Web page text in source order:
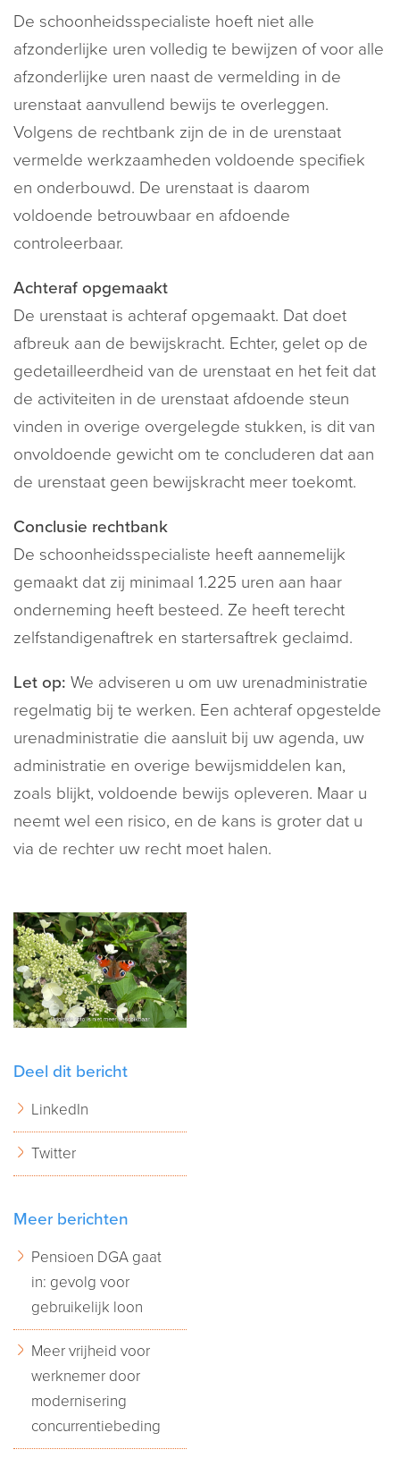
De schoonheidsspecialiste hoeft niet alle
afzonderlijke uren volledig te bewijzen of voor alle
afzonderlijke uren naast de vermelding in de
urenstaat aanvullend bewijs te overleggen.
Volgens de rechtbank zijn de in de urenstaat
vermelde werkzaamheden voldoende specifiek
en onderbouwd. De urenstaat is daarom
voldoende betrouwbaar en afdoende
controleerbaar.
Achteraf opgemaakt
De urenstaat is achteraf opgemaakt. Dat doet
afbreuk aan de bewijskracht. Echter, gelet op de
gedetailleerdheid van de urenstaat en het feit dat
de activiteiten in de urenstaat afdoende steun
vinden in overige overgelegde stukken, is dit van
onvoldoende gewicht om te concluderen dat aan
de urenstaat geen bewijskracht meer toekomt.
Conclusie rechtbank
De schoonheidsspecialiste heeft aannemelijk
gemaakt dat zij minimaal 1.225 uren aan haar
onderneming heeft besteed. Ze heeft terecht
zelfstandigenaftrek en startersaftrek geclaimd.
Let op: We adviseren u om uw urenadministratie
regelmatig bij te werken. Een achteraf opgestelde
urenadministratie die aansluit bij uw agenda, uw
administratie en overige bewijsmiddelen kan,
zoals blijkt, voldoende bewijs opleveren. Maar u
neemt wel een risico, en de kans is groter dat u
via de rechter uw recht moet halen.
Deel dit bericht
LinkedIn
Twitter
Meer berichten
Pensioen DGA gaat
in: gevolg voor
gebruikelijk loon
Meer vrijheid voor
werknemer door
modernisering
concurrentiebeding